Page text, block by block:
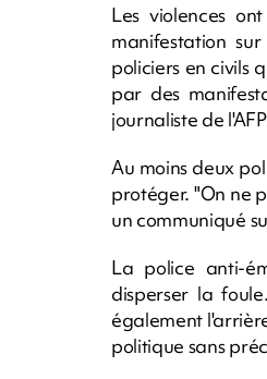
Les violences
manifestation
policiers en civils
par des
journaliste de
Au moins deux
protéger. "On ne
un communiqué
La police anti-
disperser la
également
politique sans